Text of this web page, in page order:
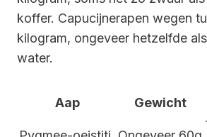
koffer. Capucijnerapen wegen
kilogram, ongeveer hetzelfde
water.
Aap Gewicht